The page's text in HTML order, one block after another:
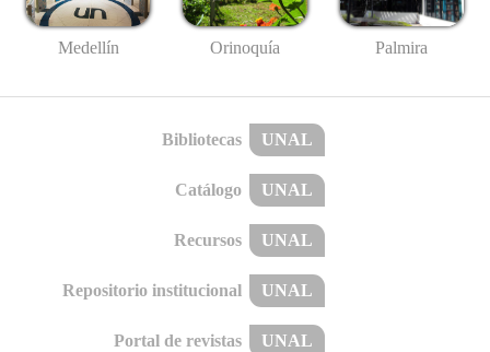
Medellín Orinoquía Palmira
Bibliotecas UNAL
Catálogo UNAL
Recursos UNAL
Repositorio institucional UNAL
Portal de revistas UNAL